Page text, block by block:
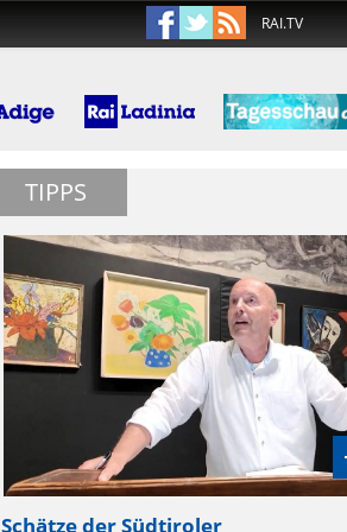
RAI.TV
TIPPS
Schätze der Südtiroler